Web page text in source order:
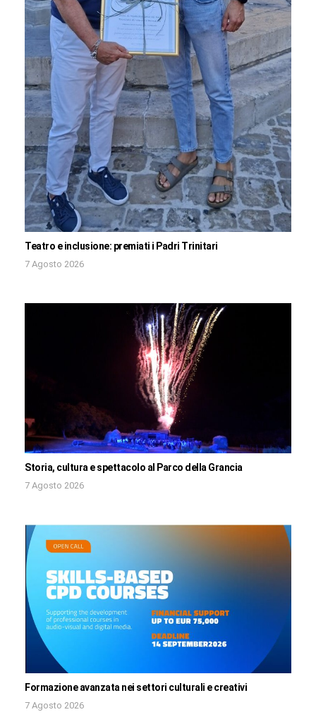
Teatro e inclusione: premiati i Padri Trinitari
7 Agosto 2026
Storia, cultura e spettacolo al Parco della Grancia
7 Agosto 2026
Formazione avanzata nei settori culturali e creativi
7 Agosto 2026